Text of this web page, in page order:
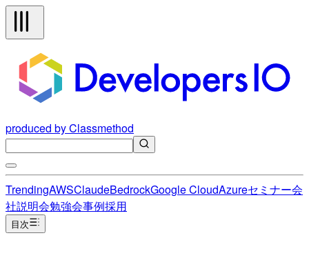
produced by Classmethod
TrendingAWSClaudeBedrockGoogle CloudAzureセミナー会
社説明会勉強会事例採用
目次